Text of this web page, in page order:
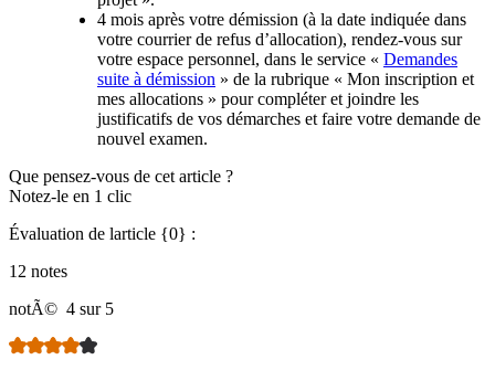
4 mois après votre démission (à la date indiquée dans
votre courrier de refus d’allocation), rendez-vous sur
votre espace personnel, dans le service « Demandes
suite à démission » de la rubrique « Mon inscription et
mes allocations » pour compléter et joindre les
justificatifs de vos démarches et faire votre demande de
nouvel examen.
Que pensez-vous de cet article ?
Notez-le en 1 clic
Évaluation de larticle {0} :
12 notes
notÃ© 4 sur 5